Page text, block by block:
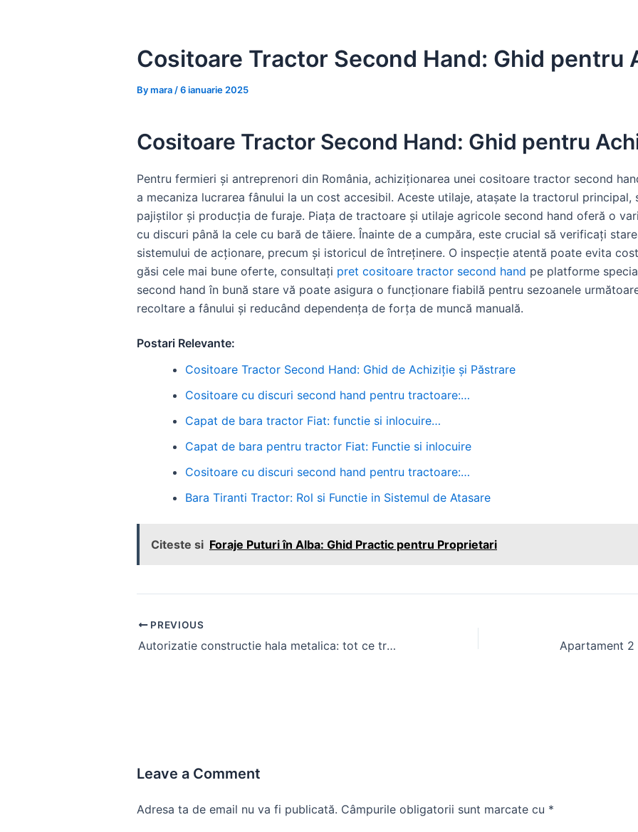
Cositoare Tractor Second Hand: Ghid pentru
Bymara /6 ianuarie 2025
Cositoare Tractor Second Hand: Ghid pentru
Pentru fermieri și antreprenori din România, achiziționarea unei cositoare tractor second
a mecaniza lucrarea fânului la un cost accesibil. Aceste utilaje, atașate la tractorul principal,
pajiștilor și producția de furaje. Piața de tractoare și utilaje agricole second hand oferă o
cu discuri până la cele cu bară de tăiere. Înainte de a cumpăra, este crucial să verificați
sistemului de acționare, precum și istoricul de întreținere. O inspecție atentă poate evita
găsi cele mai bune oferte, consultați pret cositoare tractor second hand pe platforme
second hand în bună stare vă poate asigura o funcționare fiabilă pentru sezoanele
recoltare a fânului și reducând dependența de forța de muncă manuală.
Postari Relevante:
Cositoare Tractor Second Hand: Ghid de Achiziție și Păstrare
Cositoare cu discuri second hand pentru tractoare:…
Capat de bara tractor Fiat: functie si inlocuire…
Capat de bara pentru tractor Fiat: Functie si inlocuire
Cositoare cu discuri second hand pentru tractoare:…
Bara Tiranti Tractor: Rol si Functie in Sistemul de Atasare
Citeste si Foraje Puturi în Alba: Ghid Practic pentru Proprietari
Post
navigation
PREVIOUS
Autorizatie constructie hala metalica: tot ce trebuie stiut
Leave a Comment
Adresa ta de email nu va fi publicată. Câmpurile obligatorii sunt marcate cu *